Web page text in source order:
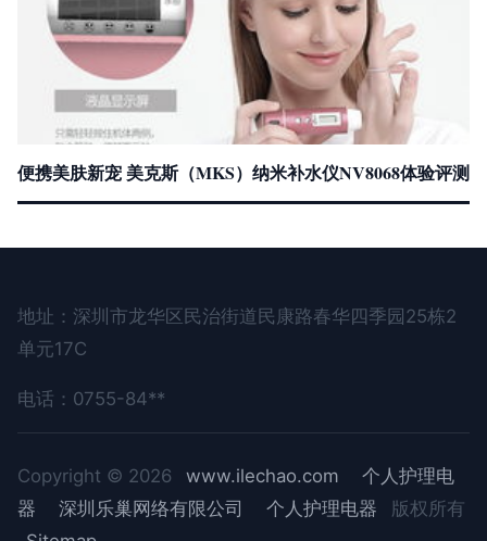
便携美肤新宠 美克斯（MKS）纳米补水仪NV8068体验评测
地址：深圳市龙华区民治街道民康路春华四季园25栋2
单元17C
电话：0755-84**
Copyright © 2026 www.ilechao.com
个人护理电
器
深圳乐巢网络有限公司 个人护理电器
版权所有